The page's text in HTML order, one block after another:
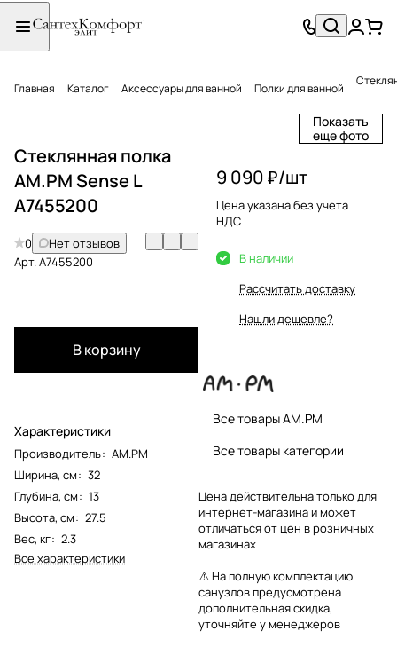
Главная Каталог Аксессуары для ванной Полки для ванной
Показать
еще фото
Стеклянная полка
AM.PM Sense L
A7455200
0
Нет отзывов
Арт.A7455200
В корзину
Характеристики
Производитель: AM.PM
Ширина, см: 32
Глубина, см: 13
Высота, см: 27.5
Вес, кг: 2.3
Все характеристики
9 090 ₽/шт
Цена указана без учета
НДС
В наличии
Рассчитать доставку
Нашли дешевле?
Все товары AM.PM
Все товары категории
Цена действительна только для
интернет-магазина и может
отличаться от цен в розничных
магазинах
⚠️ На полную комплектацию
санузлов предусмотрена
дополнительная скидка,
уточняйте у менеджеров